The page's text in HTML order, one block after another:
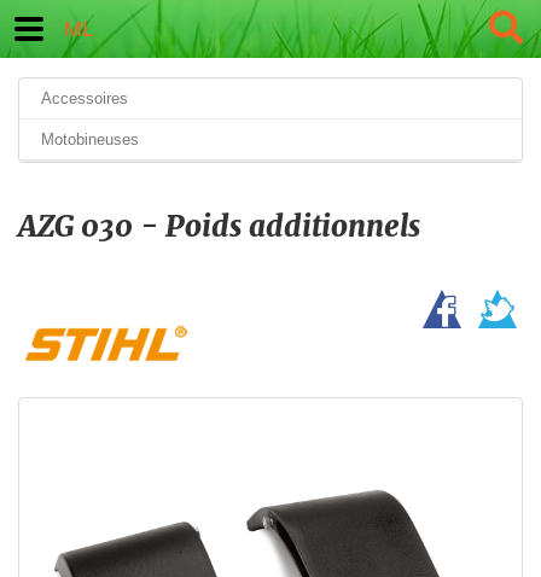
ML
Accessoires
Motobineuses
AZG 030 - Poids additionnels